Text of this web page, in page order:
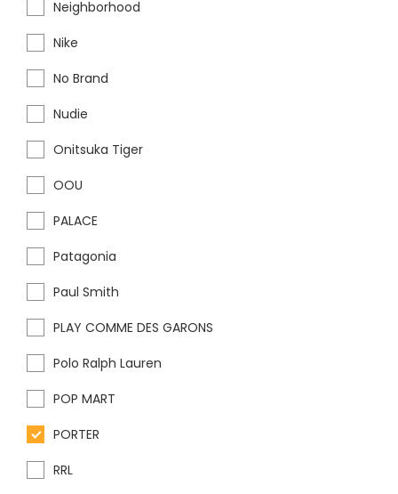
Neighborhood
Nike
No Brand
Nudie
Onitsuka Tiger
OOU
PALACE
Patagonia
Paul Smith
PLAY COMME DES GARONS
Polo Ralph Lauren
POP MART
PORTER
RRL